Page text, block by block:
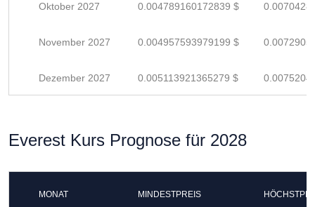
Oktober 2027 0.004789160172839 $
November 2027 0.004957593979199 $
Dezember 2027 0.005113921365279 $
Everest Kurs Prognose für 2028
MONAT MINDESTPREIS